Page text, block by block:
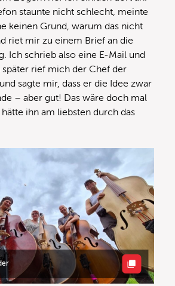
staunte nicht schlecht, meinte
keinen Grund, warum das nicht
riet mir zu einem Brief an die
Ich schrieb also eine E-Mail und
später rief mich der Chef der
sagte mir, dass er die Idee zwar
– aber gut! Das wäre doch mal
ihn am liebsten durch das